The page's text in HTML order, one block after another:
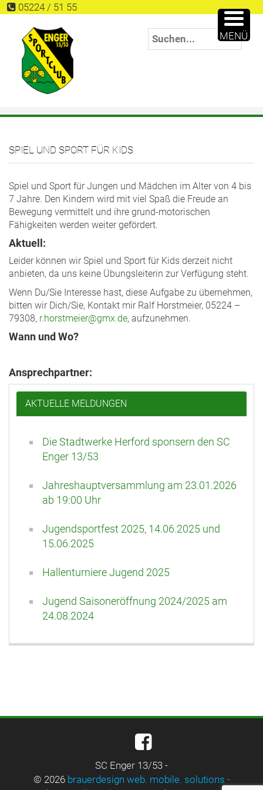
05224 / 51 55
SPIEL UND SPORT FÜR KIDS
Spiel und Sport für Jungen und Mädchen im Alter von 4 bis
7 Jahre. Den Kindern wird mit viel Spaß die Freude an
Bewegung vermittelt und ihre grund-motorischen
Fähigkeiten werden weiter gefördert.
Aktuell:
Leider können wir Spiel und Sport für Kids derzeit nicht
anbieten, da uns keine Übungsleiterin zur Verfügung steht.
Wenn Du/Sie Interesse hast, diese Aufgabe zu übernehmen,
bitten wir Dich/Sie, Kontakt mir Ralf Horstmeier, 05224 –
79308, r.horstmeier@gmx.de, aufzunehmen.
Wann und Wo?
Ansprechpartner:
AKTUELLE MELDUNGEN
Die Stadtwerke Herford sponsern den SC
Enger 13/53
Jahreshauptversammlung am 23.01.2026
ab 19:00 Uhr
Jugendsportfest 2025, 14.06.2025 und
15.06.2025
Hallenturniere Jugend 2025
Jugend Saisoneröffnung 2024/2025 am
24.08.2024
SC Enger 13/53 -
© 2026 brauerdesign web. mobile. solutions -
MENÜ